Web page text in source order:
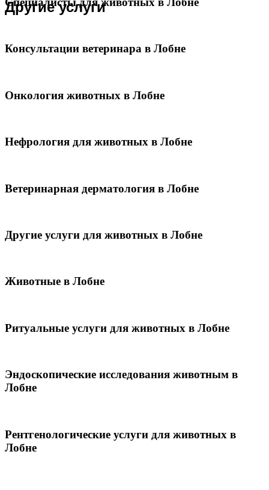
Другие услуги
Консультации ветеринара в Лобне
Онкология животных в Лобне
Нефрология для животных в Лобне
Ветеринарная дерматология в Лобне
Другие услуги для животных в Лобне
Животные в Лобне
Ритуальные услуги для животных в Лобне
Эндоскопические исследования животным в
Лобне
Рентгенологические услуги для животных в
Лобне